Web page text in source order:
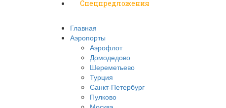
Спецпредложения
Главная
Аэропорты
Аэрофлот
Домодедово
Шереметьево
Турция
Санкт-Петербург
Пулково